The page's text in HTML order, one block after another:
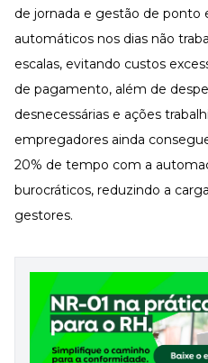
de jornada e gestão de ponto
automáticos nos dias não
escalas, evitando custos
de pagamento, além de
desnecessárias e ações
empregadores ainda
20% de tempo com a
burocráticos, reduzindo a
gestores.